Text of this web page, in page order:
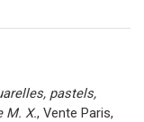
pastels,
M. X., Vente Paris,